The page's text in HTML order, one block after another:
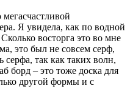
Я увидела, как по водной
восторга это во мне
это был не совсем серф,
серфа, так как таких волн,
борд – это тоже доска для
другой формы и с